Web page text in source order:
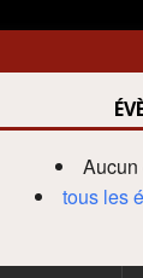
tous les